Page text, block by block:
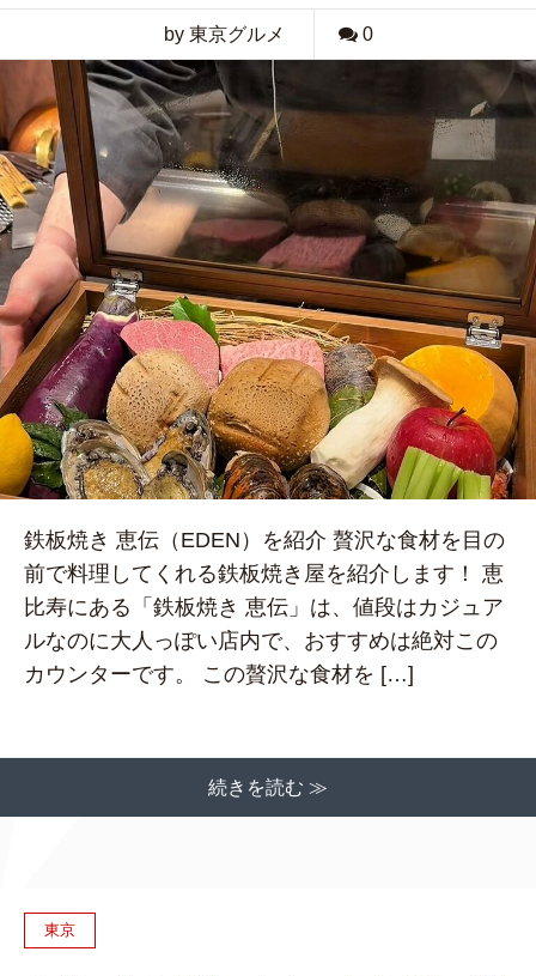
by 東京グルメ 0
鉄板焼き 恵伝（EDEN）を紹介 贅沢な食材を目の
前で料理してくれる鉄板焼き屋を紹介します！ 恵
比寿にある「鉄板焼き 恵伝」は、値段はカジュア
ルなのに大人っぽい店内で、おすすめは絶対この
カウンターです。 この贅沢な食材を […]
続きを読む ≫
東京